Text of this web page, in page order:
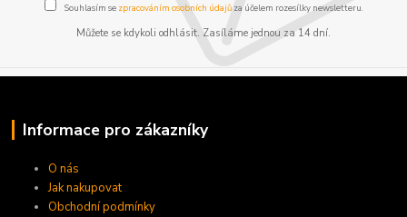
Souhlasím se zpracováním osobních údajůza účelem rozesílky newsletteru.
Můžete se kdykoli odhlásit. Zasíláme jednou za 14 dní.
Informace pro zákazníky
O nás
Jak nakupovat
Obchodní podmínky